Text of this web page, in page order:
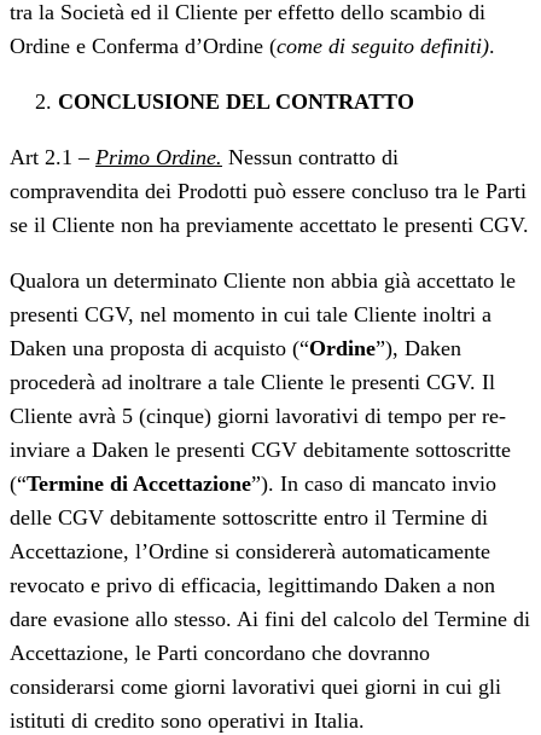
tra la Società ed il Cliente per effetto dello scambio di
Ordine e Conferma d’Ordine (come di seguito definiti).
CONCLUSIONE DEL CONTRATTO
Art 2.1 – Primo Ordine. Nessun contratto di
compravendita dei Prodotti può essere concluso tra le Parti
se il Cliente non ha previamente accettato le presenti CGV.
Qualora un determinato Cliente non abbia già accettato le
presenti CGV, nel momento in cui tale Cliente inoltri a
Daken una proposta di acquisto (“Ordine”), Daken
procederà ad inoltrare a tale Cliente le presenti CGV. Il
Cliente avrà 5 (cinque) giorni lavorativi di tempo per re-
inviare a Daken le presenti CGV debitamente sottoscritte
(“Termine di Accettazione”). In caso di mancato invio
delle CGV debitamente sottoscritte entro il Termine di
Accettazione, l’Ordine si considererà automaticamente
revocato e privo di efficacia, legittimando Daken a non
dare evasione allo stesso. Ai fini del calcolo del Termine di
Accettazione, le Parti concordano che dovranno
considerarsi come giorni lavorativi quei giorni in cui gli
istituti di credito sono operativi in Italia.